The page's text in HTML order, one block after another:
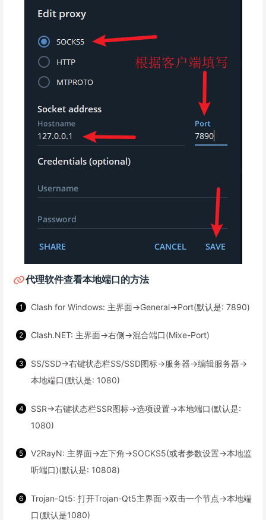
代理软件查看本地端口的方法
Clash for Windows: 主界面→General→Port(默认是: 7890)
Clash.NET: 主界面→右侧→混合端口(Mixe-Port)
SS/SSD→右键状态栏SS/SSD图标→服务器→编辑服务器→
本地端口(默认是: 1080)
SSR→右键状态栏SSR图标→选项设置→本地端口(默认是:
1080)
V2RayN: 主界面→左下角→SOCKS5(或者参数设置→本地监
听端口)(默认是: 10808)
Trojan-Qt5: 打开Trojan-Qt5主界面→双击一个节点→本地端
口(默认是1080)